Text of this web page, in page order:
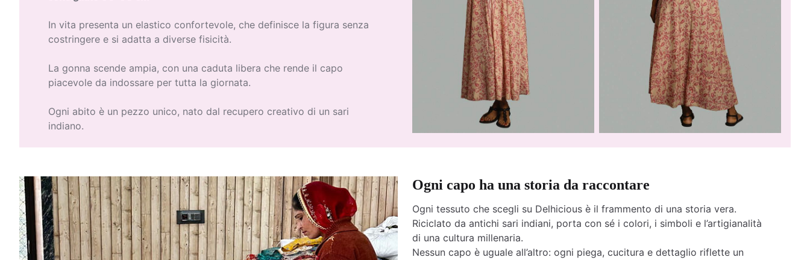
In vita presenta un elastico confortevole, che definisce la figura senza
costringere e si adatta a diverse fisicità.
La gonna scende ampia, con una caduta libera che rende il capo
piacevole da indossare per tutta la giornata.
Ogni abito è un pezzo unico, nato dal recupero creativo di un sari
indiano.
Ogni capo ha una storia da raccontare
Ogni tessuto che scegli su Delhicious è il frammento di una storia vera.
Riciclato da antichi sari indiani, porta con sé i colori, i simboli e l’artigianalità
di una cultura millenaria.
Nessun capo è uguale all’altro: ogni piega, cucitura e dettaglio riflette un